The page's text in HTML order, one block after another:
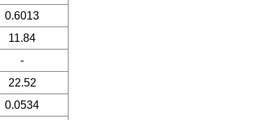
0.6013
11.84
-
22.52
0.0534